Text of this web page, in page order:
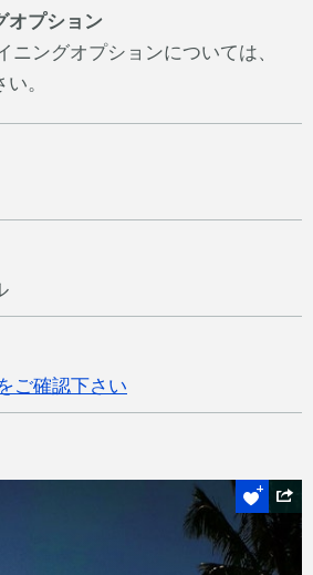
オプション
ニングオプションについては、
。
ご確認下さい